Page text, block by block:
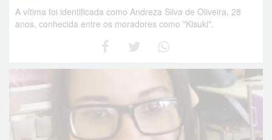
A vítima foi identificada como Andreza Silva de Oliveira, 28
anos, conhecida entre os moradores como "Kisuki".